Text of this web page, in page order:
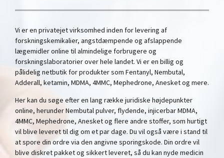
Vi er en privatejet virksomhed inden for levering af
forskningskemikalier, angstdæmpende og afslappende
lægemidler online til almindelige forbrugere og
forskningslaboratorier over hele landet. Vi er en billig og
pålidelig netbutik for produkter som Fentanyl, Nembutal,
Adderall, ketamin, MDMA, 4MMC, Mephedrone, Anesket og mere.
Her kan du søge efter en lang række juridiske højdepunkter
online, herunder Nembutal pulver, flydende, injicerbar MDMA,
4MMC, Mephedrone, Anesket og flere andre stoffer, som hurtigt
vil blive leveret til dig om et par dage. Du vil også være i stand til
at spore din ordre via den angivne sporingskode. Din ordre vil
blive diskret pakket og sikkert leveret, så du kan nyde medicin